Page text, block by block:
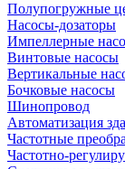
Полупогружные
Насосы-дозаторы
Импеллерные
Винтовые насосы
Вертикальные
Бочковые насосы
Шинопровод
Автоматизация
Частотные
Частотно-